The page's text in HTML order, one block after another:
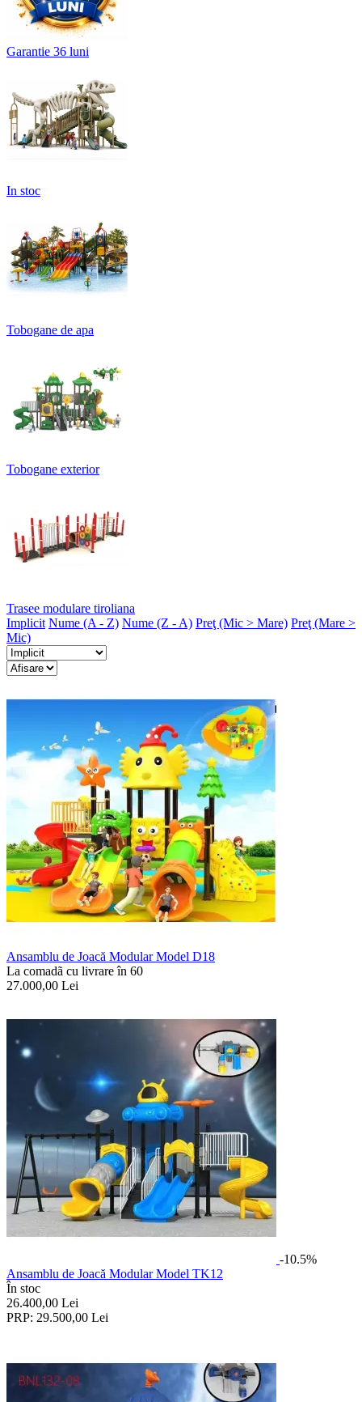
Garantie 36 luni
In stoc
Tobogane de apa
Tobogane exterior
Trasee modulare tiroliana
Implicit Nume (A - Z) Nume (Z - A) Preţ (Mic > Mare) Preţ (Mare >
Mic)
Ansamblu de Joacă Modular Model D18
La comadã cu livrare în 60
27.000,00 Lei
-10.5%
Ansamblu de Joacă Modular Model TK12
În stoc
26.400,00 Lei
PRP: 29.500,00 Lei